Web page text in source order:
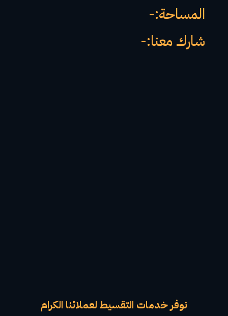
المساحة:-
شارك معنا:-
نوفر خدمات التقسيط لعملائنا الكرام